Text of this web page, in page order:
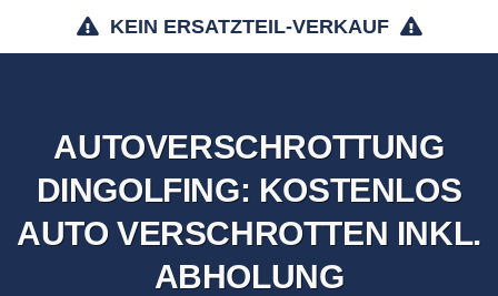
KEIN ERSATZTEIL-VERKAUF
AUTOVERSCHROTTUNG
DINGOLFING: KOSTENLOS
AUTO VERSCHROTTEN INKL.
ABHOLUNG